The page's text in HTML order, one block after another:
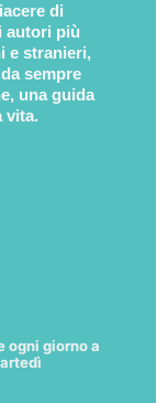
di
autori più
e stranieri,
sempre
una guida
vita.
ogni giorno a